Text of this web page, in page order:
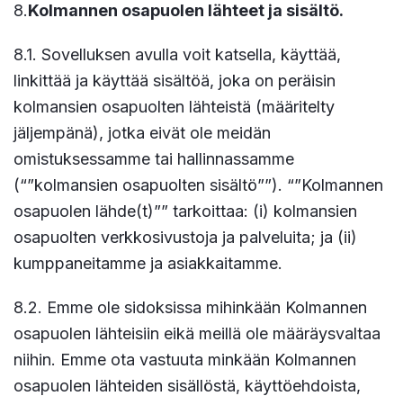
8.Kolmannen osapuolen lähteet ja sisältö.
8.1. Sovelluksen avulla voit katsella, käyttää,
linkittää ja käyttää sisältöä, joka on peräisin
kolmansien osapuolten lähteistä (määritelty
jäljempänä), jotka eivät ole meidän
omistuksessamme tai hallinnassamme
(“”kolmansien osapuolten sisältö””). “”Kolmannen
osapuolen lähde(t)”” tarkoittaa: (i) kolmansien
osapuolten verkkosivustoja ja palveluita; ja (ii)
kumppaneitamme ja asiakkaitamme.
8.2. Emme ole sidoksissa mihinkään Kolmannen
osapuolen lähteisiin eikä meillä ole määräysvaltaa
niihin. Emme ota vastuuta minkään Kolmannen
osapuolen lähteiden sisällöstä, käyttöehdoista,